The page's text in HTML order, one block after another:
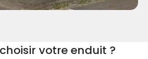
votre enduit ?